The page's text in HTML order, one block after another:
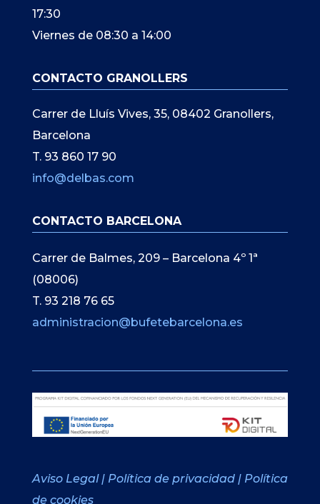
17:30
Viernes de 08:30 a 14:00
CONTACTO GRANOLLERS
Carrer de Lluís Vives, 35, 08402 Granollers,
Barcelona
T. 93 860 17 90
info@delbas.com
CONTACTO BARCELONA
Carrer de Balmes, 209 – Barcelona 4º 1ª
(08006)
T. 93 218 76 65
administracion@bufetebarcelona.es
Aviso Legal | Política de privacidad | Política
de cookies